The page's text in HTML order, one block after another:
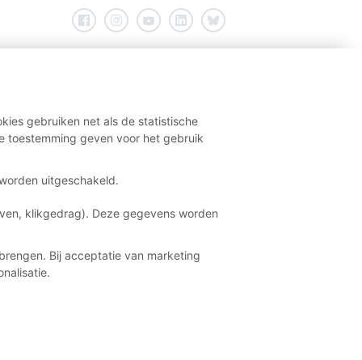
gebruiken net als de statistische
toestemming geven voor het gebruik
uitgeschakeld.
klikgedrag). Deze gegevens worden
Bij acceptatie van marketing